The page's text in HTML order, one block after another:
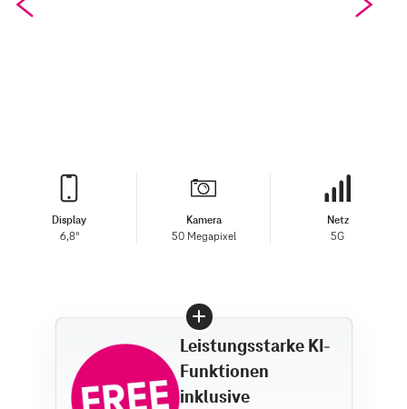
Display
6,8"
Kamera
50 Megapixel
Netz
5G
Leistungsstarke KI-
Funktionen
inklusive